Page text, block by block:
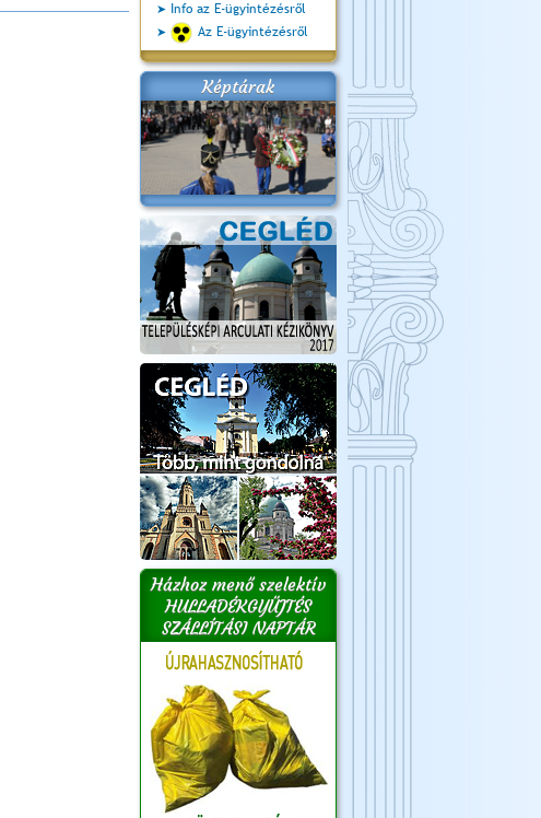
Info az E-ügyintézésről
Az E-ügyintézésről
Képtárak
Házhoz menő szelektív
HULLADÉKGYŰJTÉS
SZÁLLÍTÁSI NAPTÁR